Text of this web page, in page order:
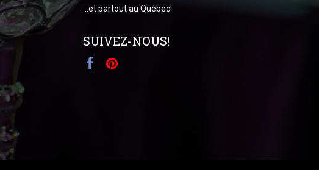
...et partout au Québec!
SUIVEZ-NOUS!